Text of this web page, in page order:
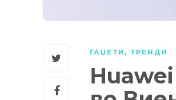
ГАЏЕТИ , ТРЕНДИ